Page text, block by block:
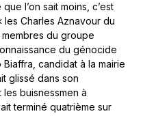
l’on sait moins, c’est
Charles Aznavour du
membres du groupe
du génocide
candidat à la mairie
glissé dans son
buisnessmen à
terminé quatrième sur